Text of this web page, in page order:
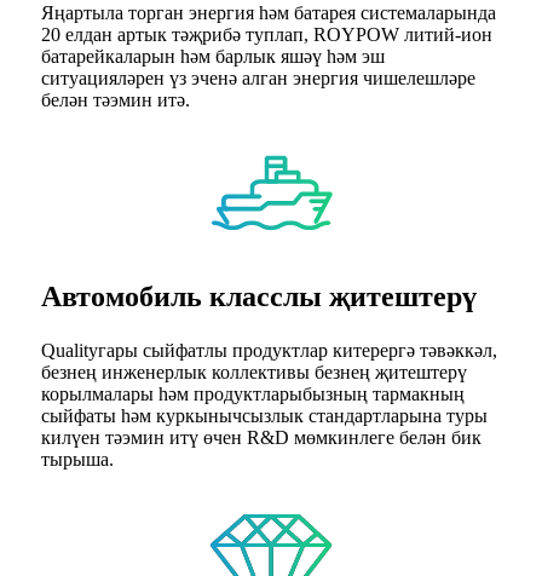
Яңартыла торган энергия һәм батарея системаларында
20 елдан артык тәҗрибә туплап, ROYPOW литий-ион
батарейкаларын һәм барлык яшәү һәм эш
ситуацияләрен үз эченә алган энергия чишелешләре
белән тәэмин итә.
Автомобиль класслы җитештерү
Qualityгары сыйфатлы продуктлар китерергә тәвәккәл,
безнең инженерлык коллективы безнең җитештерү
корылмалары һәм продуктларыбызның тармакның
сыйфаты һәм куркынычсызлык стандартларына туры
килүен тәэмин итү өчен R&D мөмкинлеге белән бик
тырыша.